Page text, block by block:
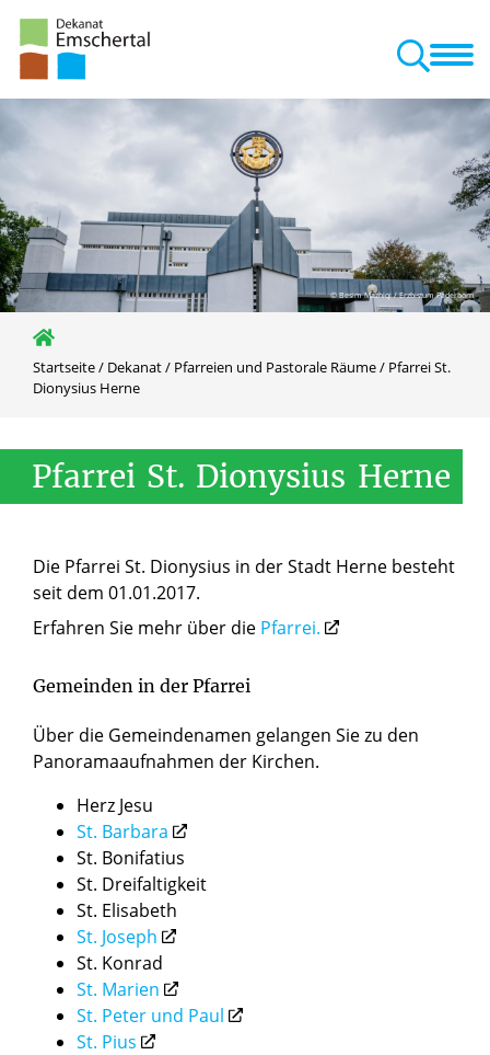
© Besim Mazhiqi / Erzbistum Paderborn
Startseite/ Dekanat/ Pfarreien und Pastorale Räume/ Pfarrei St.
Dionysius Herne
Pfarrei St. Dionysius Herne
Die Pfarrei St. Dionysius in der Stadt Herne besteht
seit dem 01.01.2017.
Erfahren Sie mehr über die Pfarrei.
Gemeinden in der Pfarrei
Über die Gemeindenamen gelangen Sie zu den
Panoramaaufnahmen der Kirchen.
Herz Jesu
St. Barbara
St. Bonifatius
St. Dreifaltigkeit
St. Elisabeth
St. Joseph
St. Konrad
St. Marien
St. Peter und Paul
St. Pius